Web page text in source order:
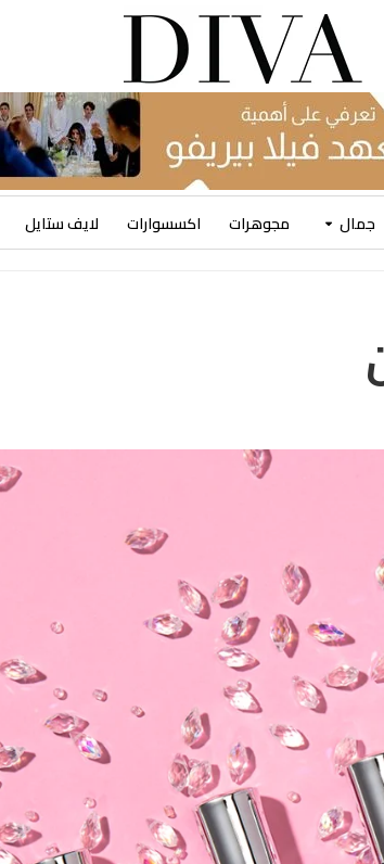
جمال مجوهرات اكسسوارات لايف ستايل